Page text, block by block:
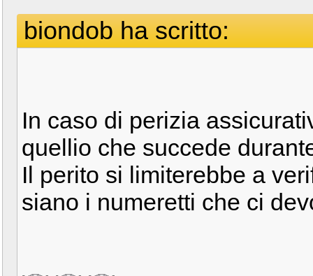
biondob ha scritto:
In caso di perizia
quellio che succede
Il perito si limiterebbe a
siano i numeretti che ci